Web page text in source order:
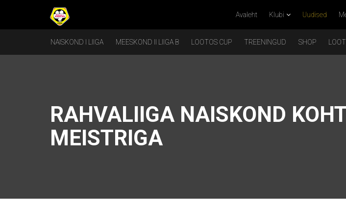
Avaleht Klubi Uudised
NAISKOND I LIIGA MEESKOND II LIIGA B LOOTOS CUP TREENINGUD SHOP
RAHVALIIGA NAISKOND
MEISTRIGA